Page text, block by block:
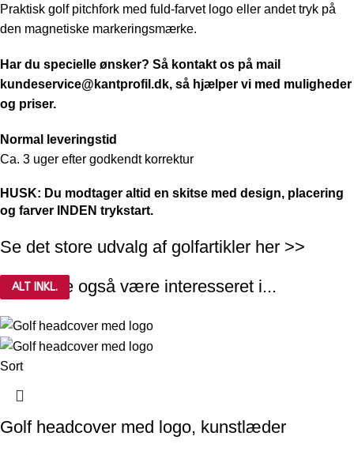
Praktisk golf pitchfork med fuld-farvet logo eller andet tryk på
den magnetiske markeringsmærke.
Har du specielle ønsker? Så kontakt os på mail
kundeservice@kantprofil.dk, så hjælper vi med muligheder
og priser.
Normal leveringstid
Ca. 3 uger efter godkendt korrektur
HUSK: Du modtager altid en skitse med design, placering
og farver INDEN trykstart.
Se det store udvalg af golfartikler her >>
Du kunne også være interesseret i...
Sort
Golf headcover med logo, kunstlæder
ALT INKL.
ALT INKL.